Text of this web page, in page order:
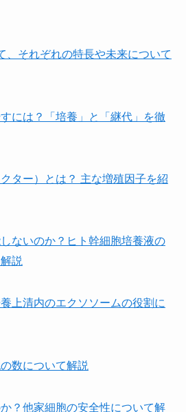
、それぞれの特長や未来について
には？「培養」と「継代」を徹
ター）とは？ 主な増殖因子を紹
ないのか？ヒト幹細胞培養液の
説
上清内のエクソソームの役割に
数について解説
？他家細胞の安全性について解